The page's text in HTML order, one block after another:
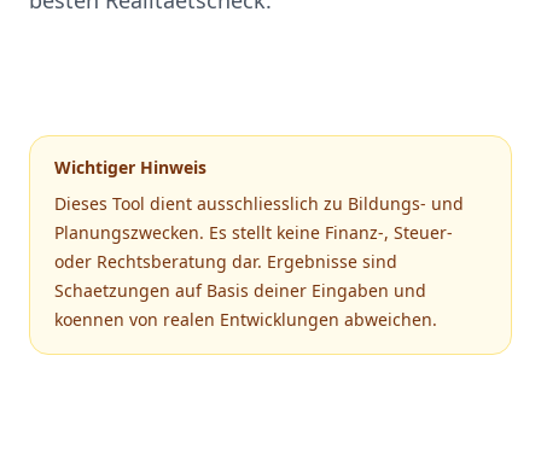
Wichtiger Hinweis
Dieses Tool dient ausschliesslich zu Bildungs- und
Planungszwecken. Es stellt keine Finanz-, Steuer-
oder Rechtsberatung dar. Ergebnisse sind
Schaetzungen auf Basis deiner Eingaben und
koennen von realen Entwicklungen abweichen.